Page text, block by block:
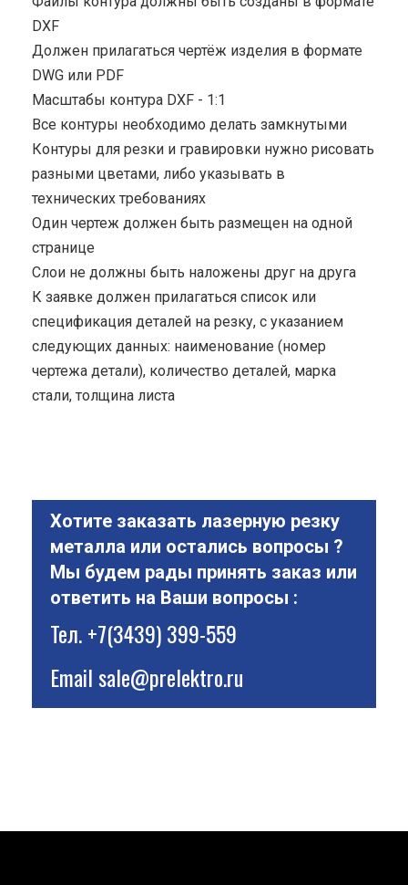
DXF
Должен прилагаться чертёж изделия в формате
DWG или PDF
Масштабы контура DXF - 1:1
Все контуры необходимо делать замкнутыми
Контуры для резки и гравировки нужно рисовать
разными цветами, либо указывать в
технических требованиях
Один чертеж должен быть размещен на одной
странице
Cлои не должны быть наложены друг на друга
К заявке должен прилагаться список или
спецификация деталей на резку, с указанием
следующих данных: наименование (номер
чертежа детали), количество деталей, марка
стали, толщина листа
Хотите заказать лазерную резку
металла или остались вопросы ?
Мы будем рады принять заказ или
ответить на Ваши вопросы :
Тел.+7(3439) 399-559
Emailsale@prelektro.ru